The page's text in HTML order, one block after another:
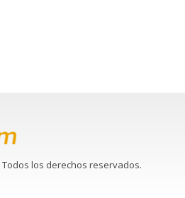
los derechos reservados.